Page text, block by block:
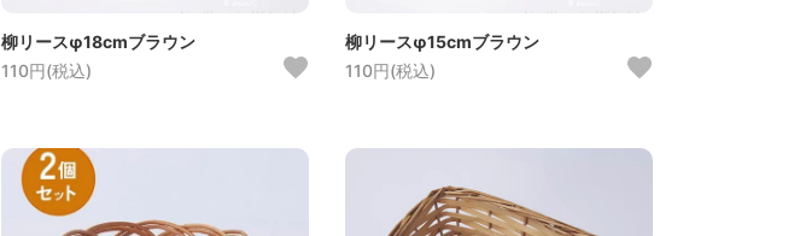
柳リースφ18cmブラウン
110円(税込)
柳リースφ15cmブラウン
110円(税込)